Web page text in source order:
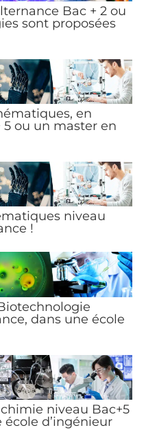
Bac + 2 ou
sont proposées
en
ou un master en
niveau
!
dans une école
niveau Bac+5
d’ingénieur